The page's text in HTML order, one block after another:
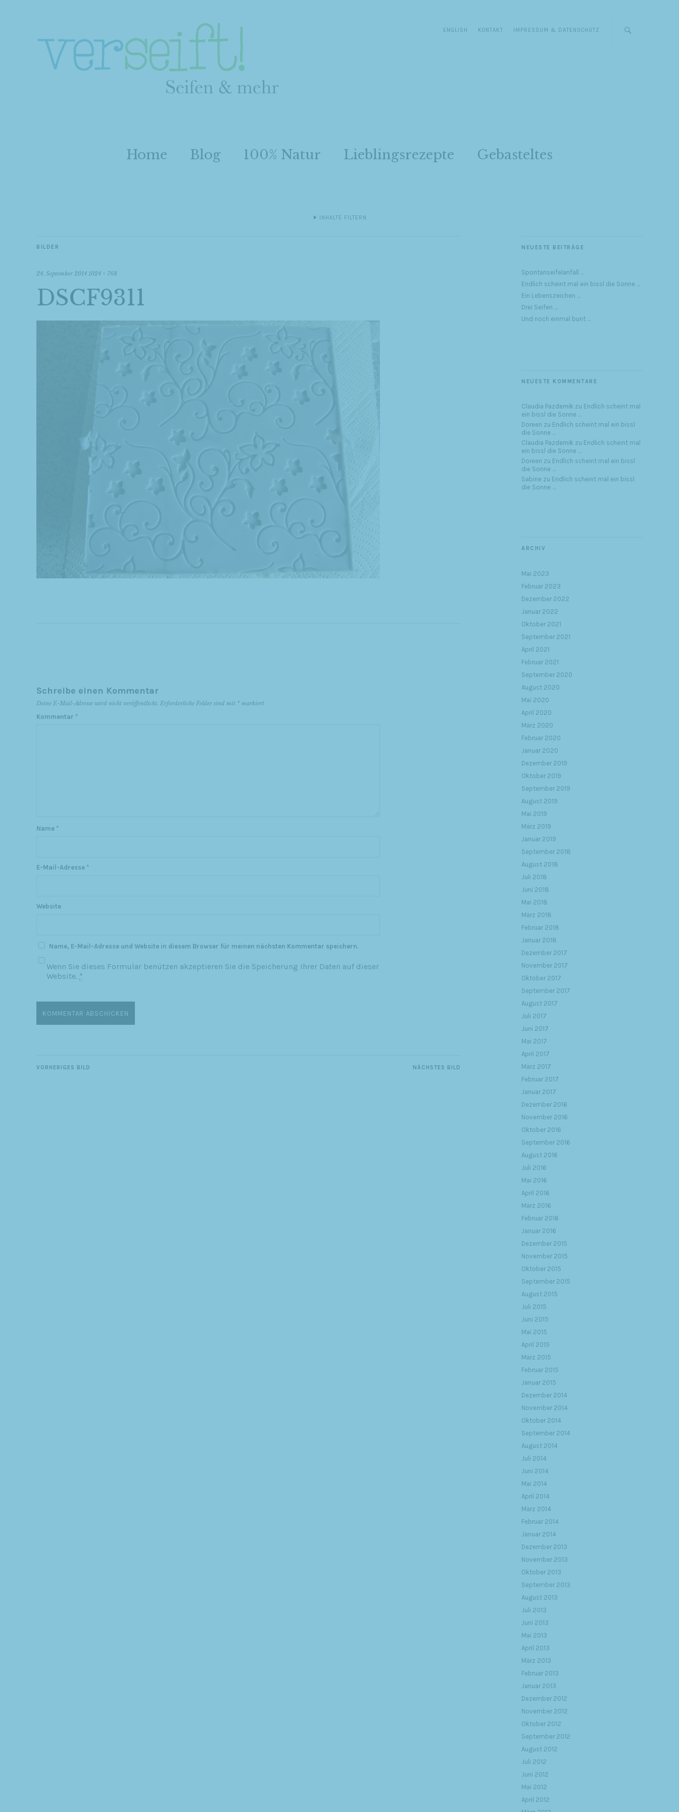
ENGLISH KONTAKT IMPRESSUM & DATENSCHUTZ
Home Blog 100% Natur Lieblingsrezepte Gebasteltes
INHALTE FILTERN
BILDER
24. September 2014 1024 × 768
DSCF9311
Schreibe einen Kommentar
Deine E-Mail-Adresse wird nicht veröffentlicht. Erforderliche Felder sind mit * markiert
Kommentar *
Name *
E-Mail-Adresse *
Website
Name, E-Mail-Adresse und Website in diesem Browser für meinen nächsten Kommentar speichern.
Wenn Sie dieses Formular benützen akzeptieren Sie die Speicherung Ihrer Daten auf dieser
Website. *
NÄCHSTES BILD
VORHERIGES BILD
NEUESTE BEITRÄGE
Spontanseifelanfall …
Endlich scheint mal ein bissl die Sonne …
Ein Lebenszeichen …
Drei Seifen …
Und noch einmal bunt …
NEUESTE KOMMENTARE
Claudia Pazdernik zu Endlich scheint mal
ein bissl die Sonne …
Doreen zu Endlich scheint mal ein bissl
die Sonne …
Claudia Pazdernik zu Endlich scheint mal
ein bissl die Sonne …
Doreen zu Endlich scheint mal ein bissl
die Sonne …
Sabine zu Endlich scheint mal ein bissl
die Sonne …
ARCHIV
Mai 2023
Februar 2023
Dezember 2022
Januar 2022
Oktober 2021
September 2021
April 2021
Februar 2021
September 2020
August 2020
Mai 2020
April 2020
März 2020
Februar 2020
Januar 2020
Dezember 2019
Oktober 2019
September 2019
August 2019
Mai 2019
März 2019
Januar 2019
September 2018
August 2018
Juli 2018
Juni 2018
Mai 2018
März 2018
Februar 2018
Januar 2018
Dezember 2017
November 2017
Oktober 2017
September 2017
August 2017
Juli 2017
Juni 2017
Mai 2017
April 2017
März 2017
Februar 2017
Januar 2017
Dezember 2016
November 2016
Oktober 2016
September 2016
August 2016
Juli 2016
Mai 2016
April 2016
März 2016
Februar 2016
Januar 2016
Dezember 2015
November 2015
Oktober 2015
September 2015
August 2015
Juli 2015
Juni 2015
Mai 2015
April 2015
März 2015
Februar 2015
Januar 2015
Dezember 2014
November 2014
Oktober 2014
September 2014
August 2014
Juli 2014
Juni 2014
Mai 2014
April 2014
März 2014
Februar 2014
Januar 2014
Dezember 2013
November 2013
Oktober 2013
September 2013
August 2013
Juli 2013
Juni 2013
Mai 2013
April 2013
März 2013
Februar 2013
Januar 2013
Dezember 2012
November 2012
Oktober 2012
September 2012
August 2012
Juli 2012
Juni 2012
Mai 2012
April 2012